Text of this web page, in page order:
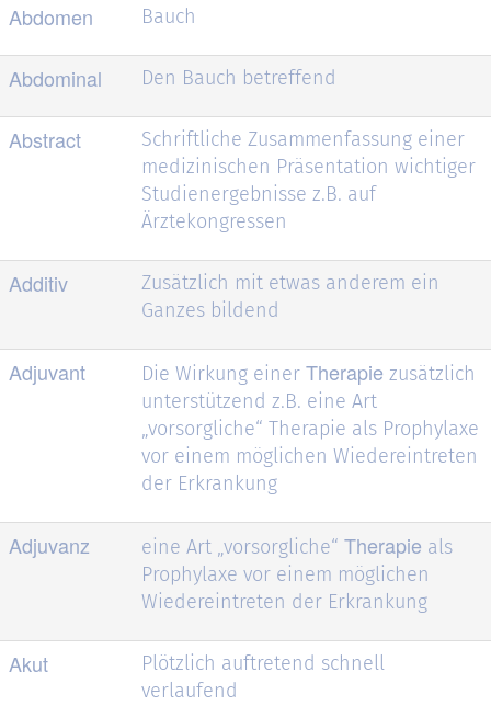
Abdomen Bauch
Abdominal Den Bauch betreffend
Abstract
Schriftliche Zusammenfassung einer
medizinischen Präsentation wichtiger
Studienergebnisse z.B. auf
Ärztekongressen
Additiv
Zusätzlich mit etwas anderem ein
Ganzes bildend
Adjuvant Die Wirkung einer Therapie zusätzlich
unterstützend z.B. eine Art
„vorsorgliche“ Therapie als Prophylaxe
vor einem möglichen Wiedereintreten
der Erkrankung
Adjuvanz eine Art „vorsorgliche“ Therapie als
Prophylaxe vor einem möglichen
Wiedereintreten der Erkrankung
Akut
Plötzlich auftretend schnell
verlaufend